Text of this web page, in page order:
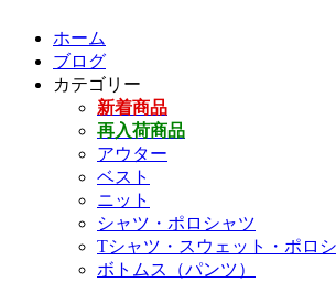
ホーム
ブログ
カテゴリー
新着商品
再入荷商品
アウター
ベスト
ニット
シャツ・ポロシャツ
Tシャツ・スウェット・ポロ
ボトムス（パンツ）